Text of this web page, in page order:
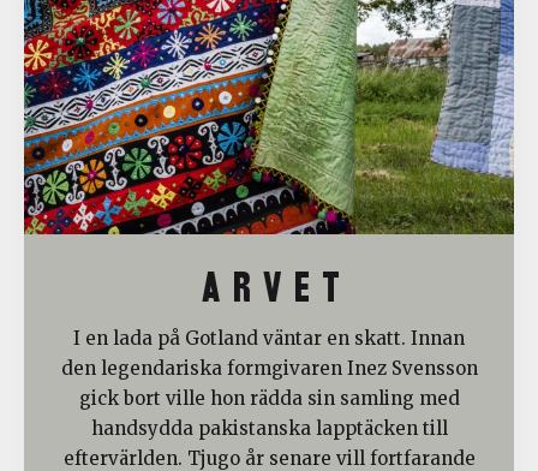
A R V E T
I en lada på Gotland väntar en skatt. Innan
den legendariska formgivaren Inez Svensson
gick bort ville hon rädda sin samling med
handsydda pakistanska lapptäcken till
eftervärlden. Tjugo år senare vill fortfarande